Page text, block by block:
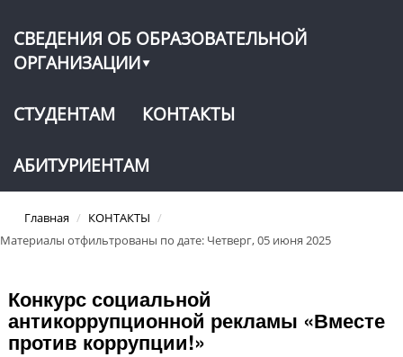
СВЕДЕНИЯ ОБ ОБРАЗОВАТЕЛЬНОЙ
ОРГАНИЗАЦИИ
СТУДЕНТАМ КОНТАКТЫ
АБИТУРИЕНТАМ
Главная / КОНТАКТЫ /
Материалы отфильтрованы по дате: Четверг, 05 июня 2025
Конкурс социальной
антикоррупционной рекламы «Вместе
против коррупции!»